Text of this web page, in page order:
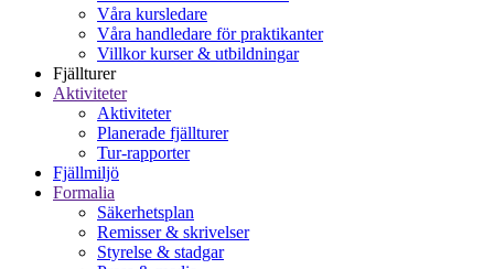
Våra kursledare
Våra handledare för praktikanter
Villkor kurser & utbildningar
Fjällturer
Aktiviteter
Aktiviteter
Planerade fjällturer
Tur-rapporter
Fjällmiljö
Formalia
Säkerhetsplan
Remisser & skrivelser
Styrelse & stadgar